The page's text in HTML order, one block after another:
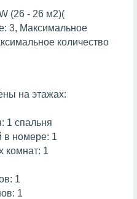
(26 - 26 м2)(
3, Максимальное
количество
на этажах:
1 спальня
в номере: 1
комнат: 1
1
1